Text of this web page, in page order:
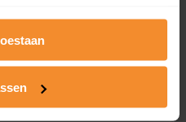
kadastrale erfgrenzen,